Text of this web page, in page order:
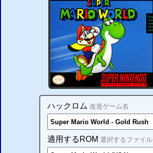
ハックロム 改造ゲーム名
適用するROM 選択するファイル